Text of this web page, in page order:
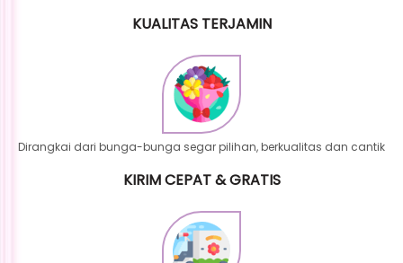
KUALITAS TERJAMIN
Dirangkai dari bunga-bunga segar pilihan, berkualitas dan cantik
KIRIM CEPAT & GRATIS